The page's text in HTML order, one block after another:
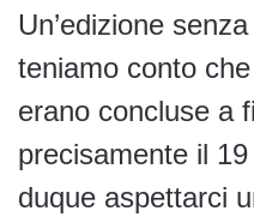
Un’edizione
teniamo conto
erano concluse a
precisamente il
duque aspettarci